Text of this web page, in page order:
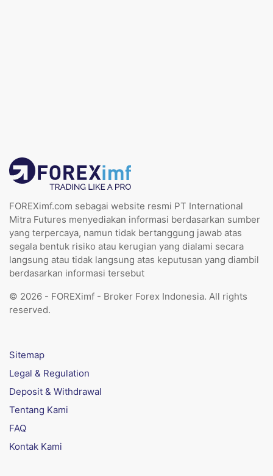
FOREXimf.com sebagai website resmi PT International
Mitra Futures menyediakan informasi berdasarkan sumber
yang terpercaya, namun tidak bertanggung jawab atas
segala bentuk risiko atau kerugian yang dialami secara
langsung atau tidak langsung atas keputusan yang diambil
berdasarkan informasi tersebut
© 2026 - FOREXimf - Broker Forex Indonesia. All rights
reserved.
Sitemap
Legal & Regulation
Deposit & Withdrawal
Tentang Kami
FAQ
Kontak Kami